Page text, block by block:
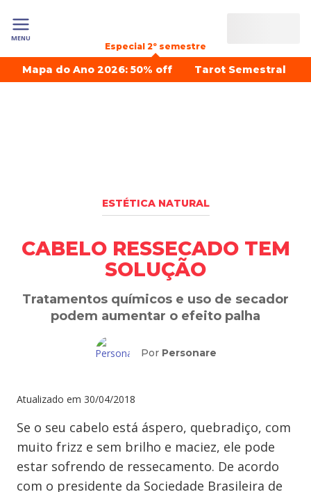
MENU
Especial 2º semestre
Mapa do Ano 2026: 50% off Tarot Semestral
ESTÉTICA NATURAL
CABELO RESSECADO TEM
SOLUÇÃO
Tratamentos químicos e uso de secador
podem aumentar o efeito palha
Por Personare
Atualizado em 30/04/2018
Se o seu cabelo está áspero, quebradiço, com
muito frizz e sem brilho e maciez, ele pode
estar sofrendo de ressecamento. De acordo
com o presidente da Sociedade Brasileira de